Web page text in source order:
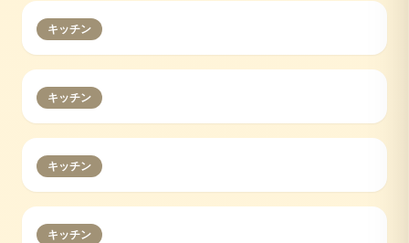
キッチン
キッチン
キッチン
キッチン